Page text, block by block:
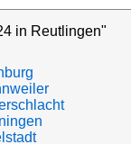
in Reutlingen"